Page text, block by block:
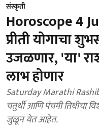
संस्कृती
Horoscope 4
प्रीती योगाचा
उजळणार, 'या'
लाभ होणार
Saturday Marathi Rashibhavishya :
चतुर्थी आणि पंचमी तिथीचा
जुळून येत आहेत.